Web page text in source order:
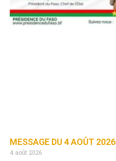
MESSAGE DU 4 AOÛT 2026
4 août 2026